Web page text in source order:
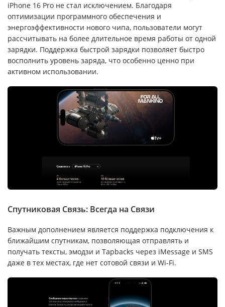
iPhone 16 Pro не стал исключением. Благодаря
оптимизации программного обеспечения и
энергоэффективности нового чипа, пользователи могут
рассчитывать на более длительное время работы от одной
зарядки. Поддержка быстрой зарядки позволяет быстро
восполнить уровень заряда, что особенно ценно при
активном использовании.
Спутниковая Связь: Всегда на Связи
Важным дополнением является поддержка подключения к
ближайшим спутникам, позволяющая отправлять и
получать тексты, эмодзи и Tapbacks через iMessage и SMS
даже в тех местах, где нет сотовой связи и Wi-Fi.